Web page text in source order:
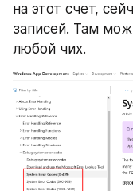
на этот счет,
записей. Там
любой чих.